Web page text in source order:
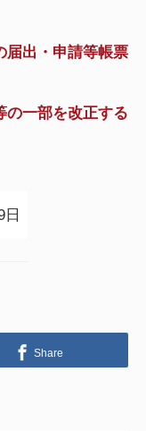
届出・申請等帳票
の一部を改正する
Share